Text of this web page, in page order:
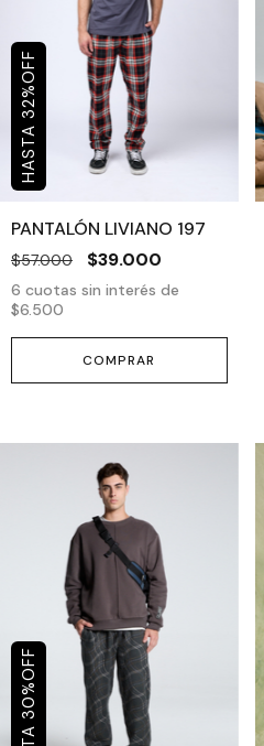
32
%
OFF
PANTALÓN LIVIANO 197
$57.000 $39.000
6 cuotas sin interés de
$6.500
COMPRAR
30
%
OFF